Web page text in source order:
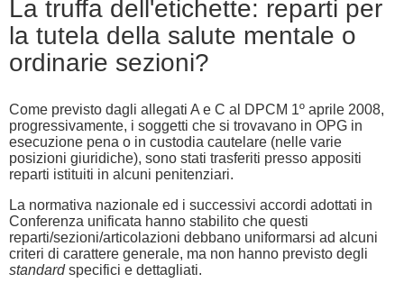
La truffa dell'etichette: reparti per
la tutela della salute mentale o
ordinarie sezioni?
Come previsto dagli allegati A e C al DPCM 1º aprile 2008,
progressivamente, i soggetti che si trovavano in OPG in
esecuzione pena o in custodia cautelare (nelle varie
posizioni giuridiche), sono stati trasferiti presso appositi
reparti istituiti in alcuni penitenziari.
La normativa nazionale ed i successivi accordi adottati in
Conferenza unificata hanno stabilito che questi
reparti/sezioni/articolazioni debbano uniformarsi ad alcuni
criteri di carattere generale, ma non hanno previsto degli
standardspecifici e dettagliati.